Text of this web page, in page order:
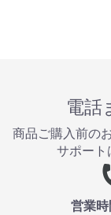
電話
商品ご購⼊前の
サポート
営業時